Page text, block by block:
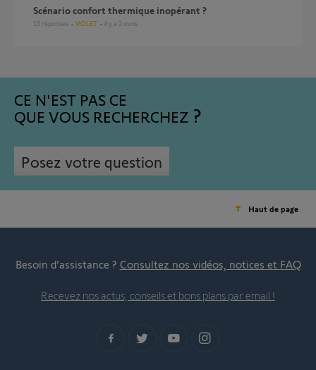
Scénario confort thermique inopérant ?
15 réponses VOLET il y a 2 mois
CE N'EST PAS CE
QUE VOUS RECHERCHEZ
Posez votre question
Haut de page
Besoin d’assistance ? Consultez nos vidéos, notices et FAQ
Recevez nos actus, conseils et bons plans par email !